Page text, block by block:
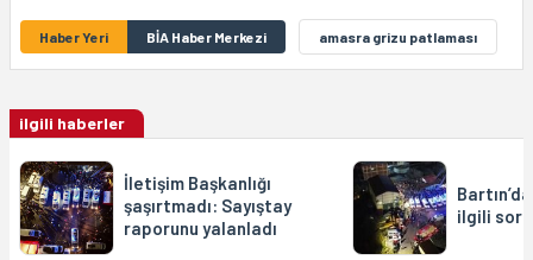
Haber Yeri BİA Haber Merkezi amasra grizu patlaması
ilgili haberler
İletişim Başkanlığı
şaşırtmadı: Sayıştay
raporunu yalanladı
ilgili